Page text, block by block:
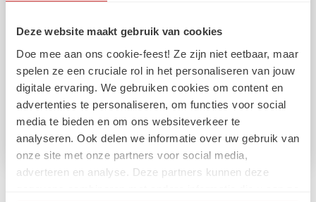
Deze website maakt gebruik van cookies
Doe mee aan ons cookie-feest! Ze zijn niet eetbaar, maar
spelen ze een cruciale rol in het personaliseren van jouw
digitale ervaring. We gebruiken cookies om content en
advertenties te personaliseren, om functies voor social
media te bieden en om ons websiteverkeer te
analyseren. Ook delen we informatie over uw gebruik van
onze site met onze partners voor social media,
adverteren en analyse. Deze partners kunnen deze